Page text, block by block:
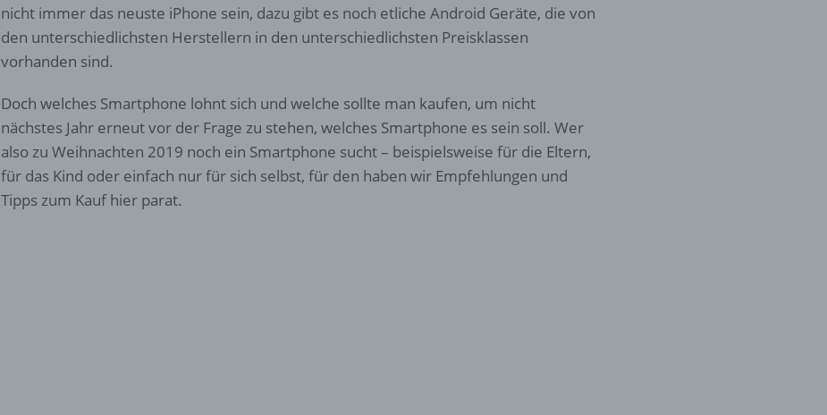
nicht immer das neuste iPhone sein, dazu gibt es noch etliche Android Geräte, die von
den unterschiedlichsten Herstellern in den unterschiedlichsten Preisklassen
vorhanden sind.
Doch welches Smartphone lohnt sich und welche sollte man kaufen, um nicht
nächstes Jahr erneut vor der Frage zu stehen, welches Smartphone es sein soll. Wer
also zu Weihnachten 2019 noch ein Smartphone sucht – beispielsweise für die Eltern,
für das Kind oder einfach nur für sich selbst, für den haben wir Empfehlungen und
Tipps zum Kauf hier parat.